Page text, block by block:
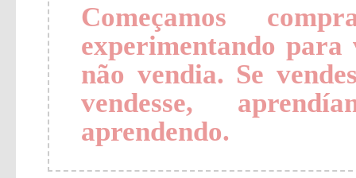
Começamos
experimentando
não vendia. Se
vendesse,
aprendendo.